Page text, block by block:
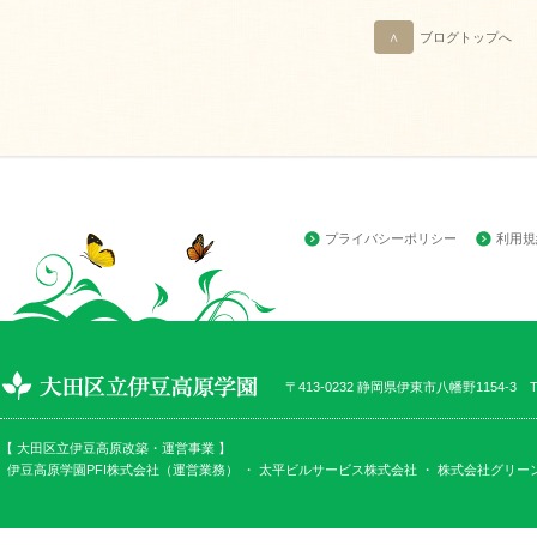
∧ ブログトップへ
プライバシーポリシー 利用
〒413-0232 静岡県伊東市八幡野1154-3
【 大田区立伊豆高原改築・運営事業 】
伊豆高原学園PFI株式会社（運営業務） ・ 太平ビルサービス株式会社 ・ 株式会社グリー